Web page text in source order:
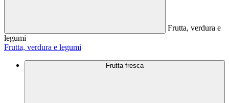
Frutta, verdura e
legumi
Frutta, verdura e legumi
Frutta fresca